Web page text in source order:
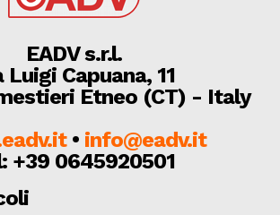
EADV s.r.l.
Luigi Capuana, 11
Etneo (CT) - Italy
• info@eadv.it
+39 0645920501